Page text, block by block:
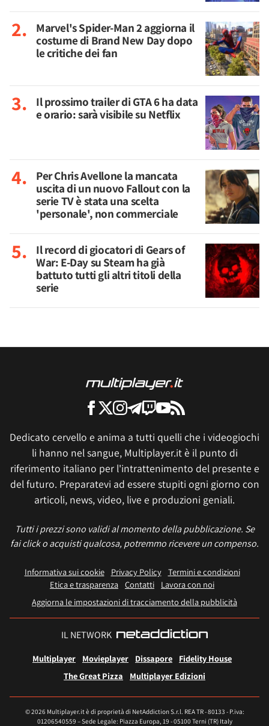
Marvel's Spider-Man 2 aggiorna il
costume di Brand New Day dopo
le critiche dei fan
Il prossimo trailer di GTA 6 ha data
e orario: sarà visibile su Netflix
Per Chris Avellone la mancata
uscita di un nuovo Fallout con la
serie TV è stata una scelta
'personale', non commerciale
Il record di giocatori di Gears of
War: E-Day su Steam ha già
battuto tutti gli altri titoli della
serie
Dedicato cervello e anima a tutti quelli che i videogiochi
li hanno nel sangue, Multiplayer.it è il punto di
riferimento italiano per l'intrattenimento del presente e
del futuro. Preparatevi ad essere stupiti ogni giorno con
articoli, news, video, live e produzioni geniali.
Tutti i prezzi sono validi al momento della pubblicazione. Se
fai click o acquisti qualcosa, potremmo ricevere un compenso.
Informativa sui cookie Privacy Policy
Termini e condizioni
Etica e trasparenza Contatti
Lavora con noi
Aggiorna le impostazioni di tracciamento della pubblicità
IL NETWORK
Multiplayer Movieplayer Dissapore
Fidelity House
The Great Pizza
Multiplayer Edizioni
© 2026 Multiplayer.it è di proprietà di NetAddiction S.r.l. REA TR - 80133 - P.iva:
01206540559 – Sede Legale: Piazza Europa, 19 - 05100 Terni (TR) Italy